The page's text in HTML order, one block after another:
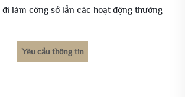
làm công sở lẫn các hoạt động thường
Yêu cầu thông tin